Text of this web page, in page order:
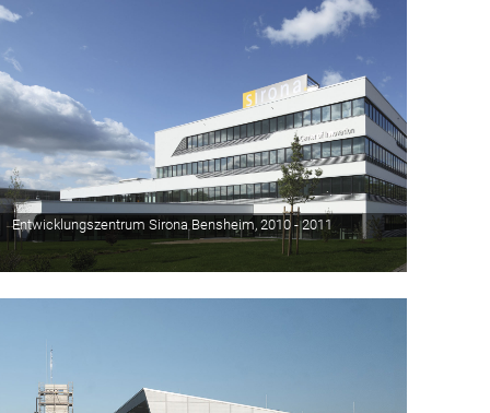
Entwicklungszentrum Sirona Bensheim, 2010 - 2011